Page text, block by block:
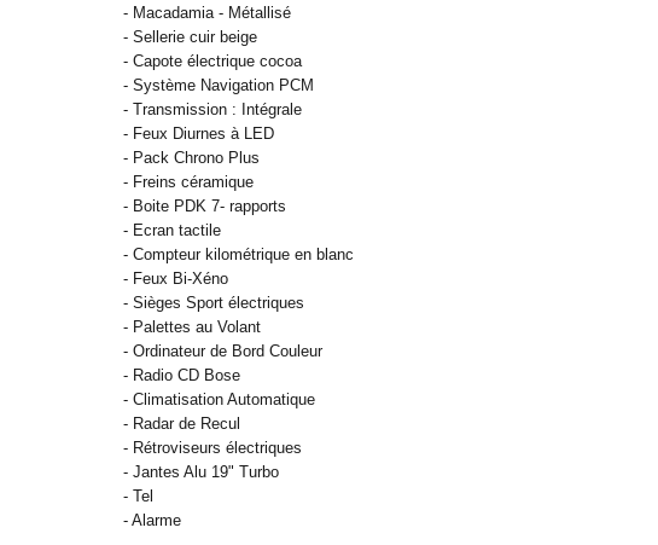
- Macadamia - Métallisé
- Sellerie cuir beige
- Capote électrique cocoa
- Système Navigation PCM
- Transmission : Intégrale
- Feux Diurnes à LED
- Pack Chrono Plus
- Freins céramique
- Boite PDK 7- rapports
- Ecran tactile
- Compteur kilométrique en blanc
- Feux Bi-Xéno
- Sièges Sport électriques
- Palettes au Volant
- Ordinateur de Bord Couleur
- Radio CD Bose
- Climatisation Automatique
- Radar de Recul
- Rétroviseurs électriques
- Jantes Alu 19" Turbo
- Tel
- Alarme